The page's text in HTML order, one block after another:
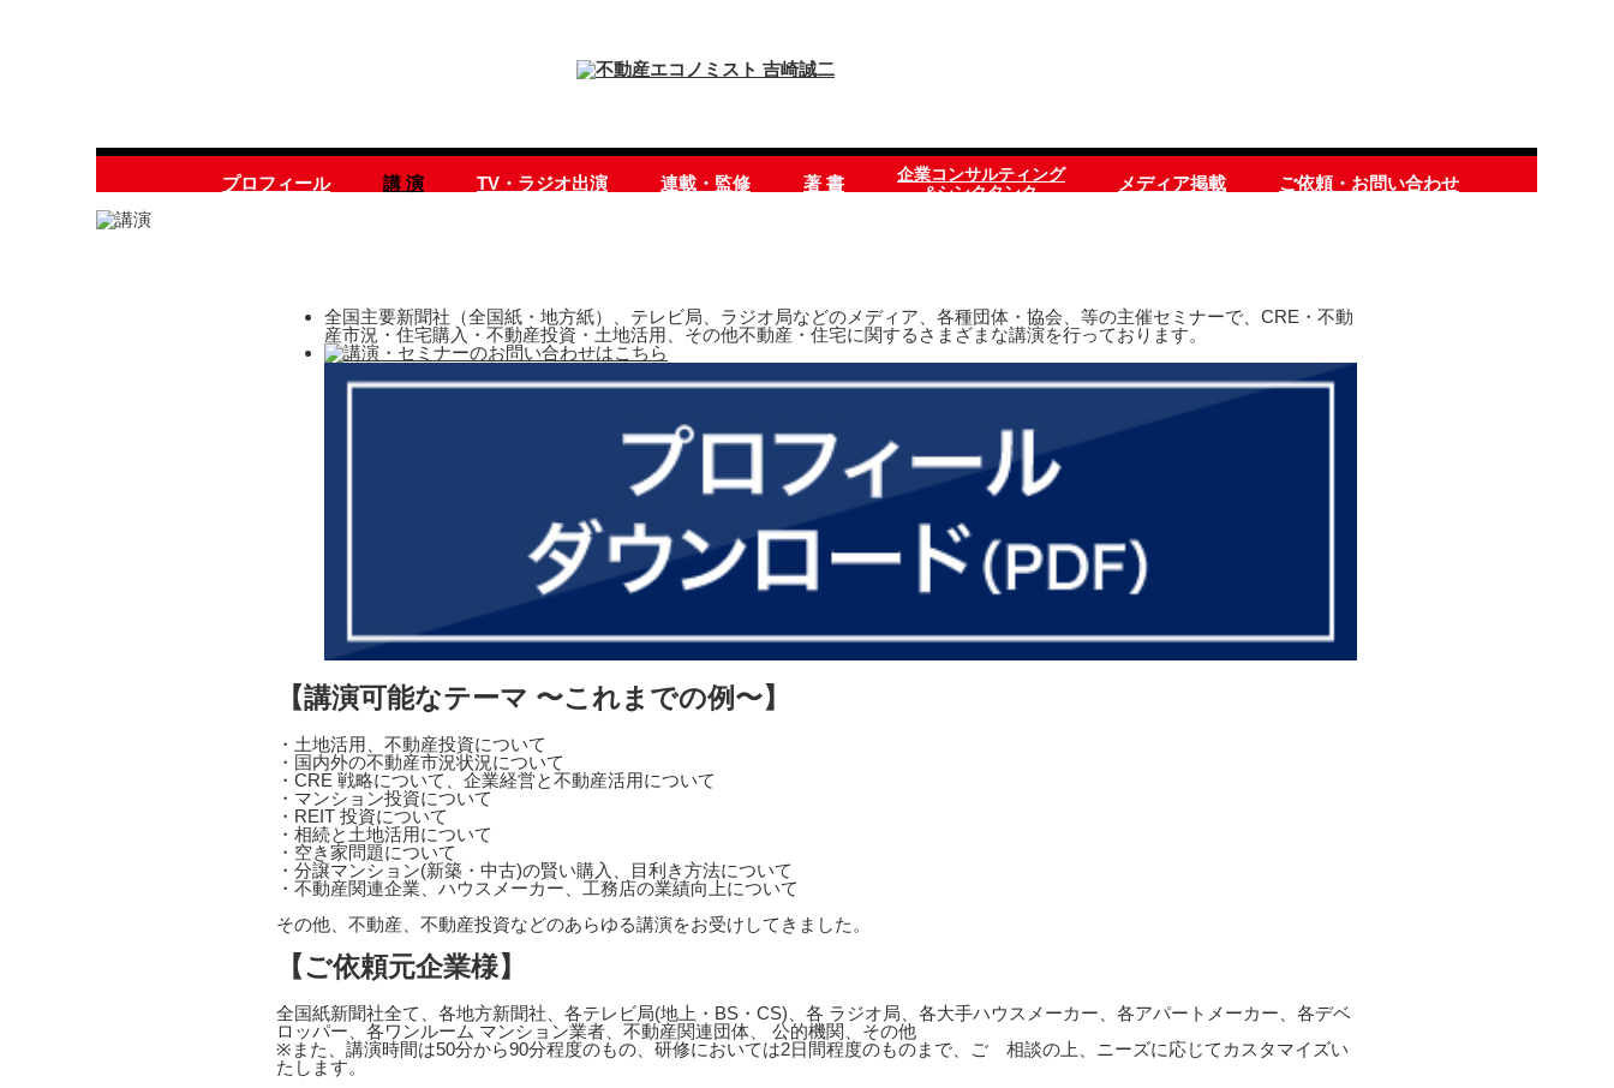
プロフィール 講 演 TV・ラジオ出演 連載・監修 著 書
企業コンサルティング
&シンクタンク
メディア掲載 ご依頼・お問い合わせ
全国主要新聞社（全国紙・地方紙）、テレビ局、ラジオ局などのメディア、各種団体・協会、等の主催セミナーで、CRE・不動
産市況・住宅購入・不動産投資・土地活用、その他不動産・住宅に関するさまざまな講演を行っております。
【講演可能なテーマ 〜これまでの例〜】
・土地活用、不動産投資について
・国内外の不動産市況状況について
・CRE 戦略について、企業経営と不動産活用について
・マンション投資について
・REIT 投資について
・相続と土地活用について
・空き家問題について
・分譲マンション(新築・中古)の賢い購入、目利き方法について
・不動産関連企業、ハウスメーカー、工務店の業績向上について
その他、不動産、不動産投資などのあらゆる講演をお受けしてきました。
【ご依頼元企業様】
全国紙新聞社全て、各地方新聞社、各テレビ局(地上・BS・CS)、各 ラジオ局、各大手ハウスメーカー、各アパートメーカー、各デベ
ロッパー、各ワンルーム マンション業者、不動産関連団体、 公的機関、その他
※また、講演時間は50分から90分程度のもの、研修においては2日間程度のものまで、ご゙相談の上、ニーズに応じてカスタマイズい
たします。